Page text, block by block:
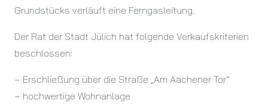
Grundstücks verläuft eine Ferngasleitung.
Der Rat der Stadt Jülich hat folgende Verkaufskriterien
beschlossen:
– Erschließung über die Straße „Am Aachener Tor“
– hochwertige Wohnanlage